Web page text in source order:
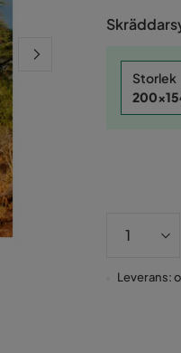
Pris
Storlek
Leverans: